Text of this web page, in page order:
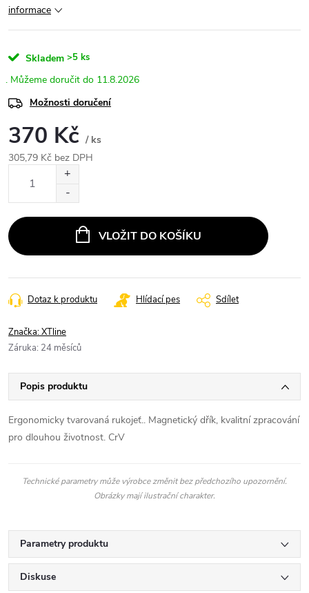
informace
Skladem >5 ks
11.8.2026
Možnosti doručení
370 Kč / ks
305,79 Kč bez DPH
VLOŽIT DO KOŠÍKU
Dotaz k produktu Hlídací pes Sdílet
Značka:XTline
Záruka: 24 měsíců
Popis produktu
Ergonomicky tvarovaná rukojeť.. Magnetický dřík, kvalitní zpracování
pro dlouhou životnost. CrV
Technické parametry může výrobce změnit bez předchozího upozornění.
Obrázky mají ilustrační charakter.
Parametry produktu
Diskuse